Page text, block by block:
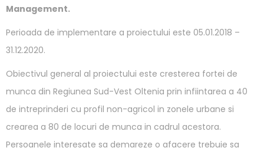
Management.
Perioada de implementare a proiectului este 05.01.2018 –
31.12.2020.
Obiectivul general al proiectului este cresterea fortei de
munca din Regiunea Sud-Vest Oltenia prin infiintarea a 40
de intreprinderi cu profil non-agricol in zonele urbane si
crearea a 80 de locuri de munca in cadrul acestora.
Persoanele interesate sa demareze o afacere trebuie sa